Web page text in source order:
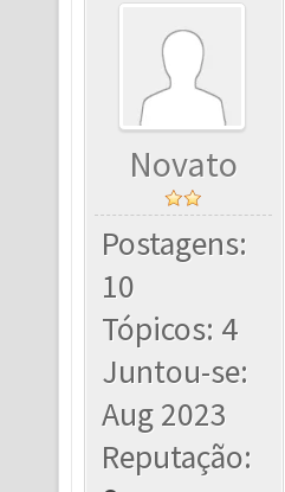
Novato
Postagens:
10
Tópicos: 4
Juntou-se:
Aug 2023
Reputação: